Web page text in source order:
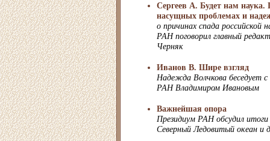
Сергеев А. Будет нам
насущных проблемах и
о причинах спада российской
РАН поговорил главный
Черняк
Иванов В. Шире взгляд
Надежда Волчкова беседует с
РАН Владимиром Ивановым
Важнейшая опора
Президиум РАН обсудил итоги
Северный Ледовитый океан и